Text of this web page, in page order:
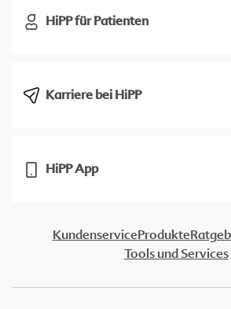
HiPP für Patienten
Karriere bei HiPP
HiPP App
KundenserviceProdukte
Tools und Services